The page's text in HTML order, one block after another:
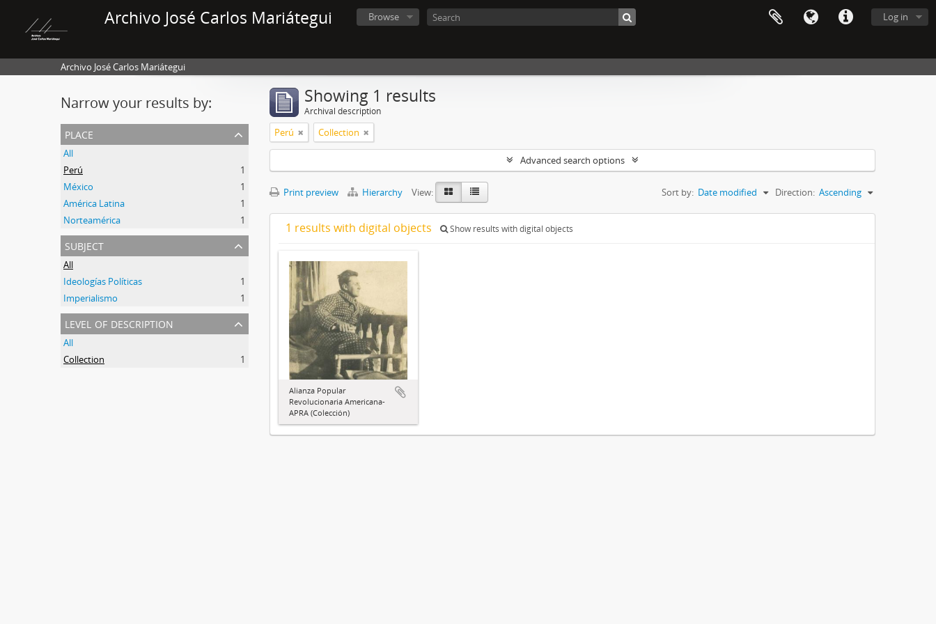
Archivo José Carlos Mariátegui Log in
Browse
Archivo José Carlos Mariátegui
Narrow your results by:
place
All
Perú
1
México
1
América Latina
1
Norteamérica
1
subject
All
Ideologías Políticas
1
Imperialismo
1
level of description
All
Collection
1
Showing 1 results
Archival description
Perú Collection
Advanced search options
Print preview Hierarchy View: Sort by: Date modified Direction: Ascending
1 results with digital objects Show results with digital objects
Alianza Popular
Revolucionaria Americana-
APRA (Colección)